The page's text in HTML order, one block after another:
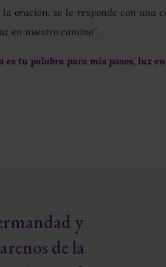
oración, se le responde con
en nuestro camino”.
es tu palabra para mis pasos, luz en
y
de la